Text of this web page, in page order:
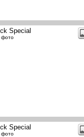
Special
фото
Special
фото